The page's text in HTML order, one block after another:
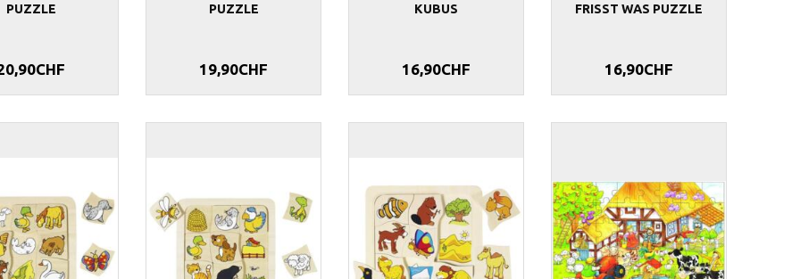
PUZZLE
PUZZLE
19,90CHF
KUBUS
16,90CHF
FRISST WAS PUZZLE
16,90CHF